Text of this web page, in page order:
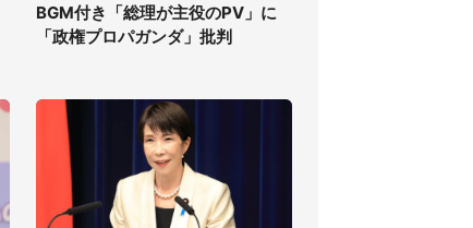
BGM付き「総理が主役のPV」に
「政権プロパガンダ」批判